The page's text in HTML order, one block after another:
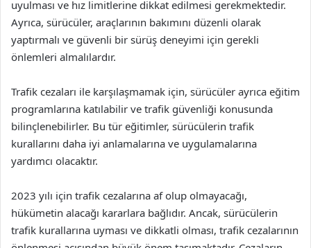
uyulması ve hız limitlerine dikkat edilmesi gerekmektedir.
Ayrıca, sürücüler, araçlarının bakımını düzenli olarak
yaptırmalı ve güvenli bir sürüş deneyimi için gerekli
önlemleri almalılardır.
Trafik cezaları ile karşılaşmamak için, sürücüler ayrıca eğitim
programlarına katılabilir ve trafik güvenliği konusunda
bilinçlenebilirler. Bu tür eğitimler, sürücülerin trafik
kurallarını daha iyi anlamalarına ve uygulamalarına
yardımcı olacaktır.
2023 yılı için trafik cezalarına af olup olmayacağı,
hükümetin alacağı kararlara bağlıdır. Ancak, sürücülerin
trafik kurallarına uyması ve dikkatli olması, trafik cezalarının